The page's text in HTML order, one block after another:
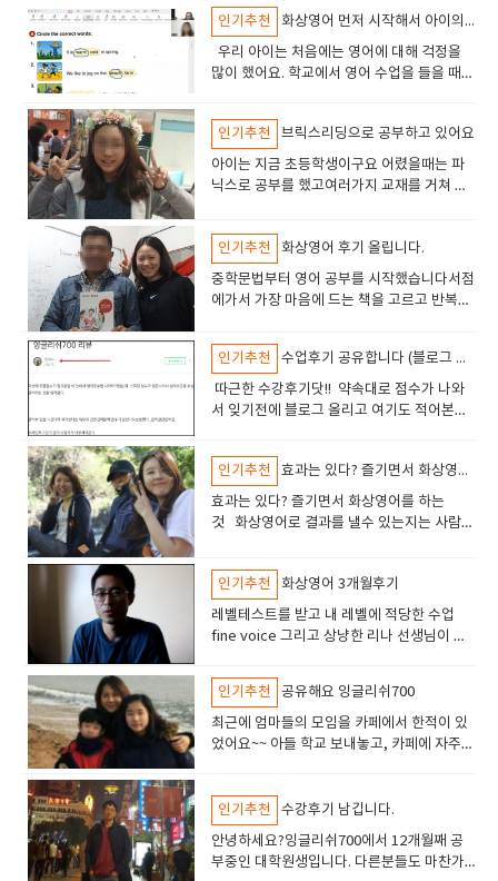
야기 나눌 수 있어요. 수업구성은요. 예를 들
어 친구에 관한 소개라면, 간단하게 본문 스크
립트가 나와요. 그러면 함께 읽어보고, 선생님
께서 틀린 발음은 다시 고쳐주시기도 하고
로 바꿔서 만들고 읽어보기도 합니다. 서윤이
는 아직은 조금 어려워해서 수업 시작 20분전
쯤 저와 함께 가볍게 예습해요. 단어를 읽어보
기도 하고, 그러면 조금 더 자신감있게 수업에
변하던 것이 간단하지만 완성형 문장으로 만
드려고 하는 노력도 보이고요. ​ 처음에는 엄
마가 옆에 앉아있으면 좋겠다고 했다가, (도
어있길래, 저와 함께 친구 한명, 가족 한명을
소개하는걸로 연습을 해봤거든요?!ㅎㅎ 그런
데 선생님이 친구 2명 소개하라고 하니까, 당
황하지 않고 "familly is, ok?"하고 묻는 떠유
ㅎ ​​ ​​ 이렇게 꾸준히 하다보면 가랑비에 옷젖
듯 꾸준히 쌓이겠지요_ 무엇보다 아이가 화상
영어수업은 공부한다고 생각하지 않는거 같
아서 다행^^
다. 원하는 방향이나 숙제의 양 기타 프리젠테이션 추가 수업등은 상담선생
님에게 요청하거나 게시판에 글을 적어주면 적용을 받습니다. 4. 선생님과의
수업각 선생님마다 발음이나 진행 방식에 약간씩 차이가 있었지만, 전체적
으로는 만족합니다. 무엇보다 꾸준한 수업 참여가 중요하다는 것을 깨달았
습니다. 처음에는 난해한 발음이나 억양이 신경 쓰였지만, 점차 익숙해지면
서 크게 부끄러워 하지 않게 되었습니다. 철판을 깔고 수다를 많이 떨었습니
다 5. 앞으로의 계획 20분동안 하는것만 했는데 앞으로는 시간이 조금 더 여
유로운 40분 수업으로 변경해보고 싶다는 생각이 듭니다. 결과적으로 이번
6개월은 제 영어 실력을 점검해볼 수 있는 좋은 기회였습니다. 초보자라서
느낄 수 있는 불안감과 부담도 있었지만, 덕분에 큰 어려움 없이 진행되었습
니다. 앞으로도 꾸준한 공부를 통해 내 영어 실력을 더더더 올려줄 계획입니
다, 화상영어 수업 할까 말까 고민하고 계신 분들께 제 경험이 조금이나마 도
움이 되길 바랍니다.선생님 선택 해볼까?잉글리쉬700 홈페이지에서 선생님
들의 프로필과 소개 영상을 확인할 수 있습니다. 일단은. 각 선생님마다 특성
이 달라서, 나에게 맞는 스타일의 선생님을 말하면 안내받을수 있고 필요하
다면 교체할 수 있는 점도 있습니다 얼굴을 보면서 수업하는 화상 통화 영상
영어로 고름전화영어와는 달리, 실시간으로 얼굴을 보며 수업하다 보니 말
하는 데 대한 부담감이 줄어들었습니다. 특히 초보자레벨인 제게는 선생님
의 표정이나 몸짓이 큰 위안이 되었습니다. 그리고 더 빨리 친숙해져서 수업
에 집중할수 있었습니다 궁금한건 상담.카톡이나 전화 ,메일로 친절하게 문
의 사항을 해결해주시니까 필요할때 문의하면 되었습니다. 상담원 연락을
통해 원하는 부분을 말하면 답해 주시니 수업연기나 교재나 선생님 부분 등
등 여러가지 물어보면 해결해줍니다. 3. 수업 어떻게?지금까지 두명의 선생
님과 수업해보았는데수업 방식은 다양했습니다. 어떤 선생님은 타이트하게
교재 중심 수업을 진행하셨고, 또 다른 선생님은 회화에 무게를 둔 자유로운
대화 수업을 진행하셨습니다. 원하는 방향이나 숙제의 양 기타 프리젠테이
션 추가 수업등은 상담선생님에게 요청하거나 게시판에 글을 적어주면 적용
을 받습니다. 4. 선생님과의 수업각 선생님마다 발음이나 진행 방식에 약간
씩 차이가 있었지만, 전체적으로는 만족합니다. 무엇보다 꾸준한 수업 참여
가 중요하다는 것을 깨달았습니다. 처음에는 난해한 발음이나 억양이 신경
쓰였지만, 점차 익숙해지면서 크게 부끄러워 하지 않게 되었습니다. 철판을
깔고 수다를 많이 떨었습니다 5. 앞으로의 계획20분동안 하는것만 했는데
앞으로는 시간이 조금 더 여유로운 40분 수업으로 변경해보고 싶다는 생각
이 듭니다. 결과적으로 이번 6개월은 제 영어 실력을 점검해볼 수 있는 좋은
기회였습니다. 초보자라서 느낄 수 있는 불안감과 부담도 있었지만, 덕분에
큰 어려움 없이 진행되었습니다. 앞으로도 꾸준한 공부를 통해 내 영어 실력
을 더더더 올려줄 계획입니다, 화상영어 수업 할까 말까 고민하고 계신 분들
께 제 경험이 조금이나마 도움이 되길 바랍니다.​ ​
셔서 조금 더 영어를 가까워지게 해주신것 같
아요. 수능과 토익을 공부할때는 공부를 하면
할수록 멀게만 느껴지는 영어였어요.회화를
니 가까이에 있는것 같은 느낌이었어요. 예전
에 외국인을 만났을 때 um...ummm 만 반복
했었는데, 잉글리쉬700에서 공부하고 나서
아르바이트하던 카페에서 외국인 고객이 오
이전에는 외국인 손님이 오면 다른직원이 응
대하겠지 하면서..어떻게든 피할 방법을 찾거
나, 시선을 피했어요.. 그런데 요즘엔 그런 자
리가 불편하지 않고, 편하게 느껴졌어요. 먼저
킹에 자신감이 생겨서 그런 것 같아요. 제가
화상영어는 3년동안 하고 있는데요솔직하게
말하면 귀찮아서 하기 싫을 때가 있었어요. 아
아요? 그럴때 오히려 역으로 선생님과의 대화
시간을 늘렸습니다. 영어를 공부가 아닌 커뮤
니케이션이라고 생각하며, 다양한 주제로 친
구와 수다를 떠는 듯이 대화를 해가면서 극복
님이 더 많이 오는 지역으로 지원을 했어요.
현실에 대면해야 하는 상황을 만들어 동기부
여를 해야겠다고 생각했어요 지금은 진짜 실
력향상이 되어있는 제 모습을 보면 뿌듯해요.
었었는데, 지금은 성장하는 모습을 직접 즐기
면서 공부를 하니 재밌어요.잉글리쉬700은
정말 얼마나하느냐에 따라 영어 성장의 폭이
달라지고, 원하는 실력을 반드시 얻어갈 수 있
좋았습니다.화상영어 전화영어의 경계가 없
어진거 같아요 화상을 보면서 하면 좋은것은
대화를 할때 비장의 무기!!, 바디랭귀지를 사
용할수 있습니다. 하하하바디랭귀지 라는것
문에 훨씬 대화가 수월했고 정확도가 조금더
올라가니까 받아들이기가 좋았습니다. 그리
고 내가 표현하고자 하는 말을 몸짓 동작을 섞
어서 전달할수 있으니 대화가 조금 더 잘되었
줄 모르는 어린 아이가 된것 같아서 수업할때
느낌이 웃겼어요. 그리고 선생님과 친해지다
보니..어떤 영향을 받는것 같았는데요선생님
은 성향이 밝은 분이셨는데 자신감이 넘치고
성격의 선생님과 커뮤니케이션을 하면 나에
게 없는 새로운 사고방식을 얻을 수 있고, 그
사람의 장점을 배울수 있는것 같았습니다. 제
가 내성적이고 자존감이 없는 스타일이었는
어요.ㅠㅠ어느순간 제가 수다쟁이가 되어있
었고, 대화를 즐기고 있는데다가, 수업 분위
기를 띄운다던지, 웃고 있는 사람이 되었습니
다.^0^ 선생님이 친구처럼 되어주시니 수업
긴다는 느낌이 들었습니다 그리고 저는 미래
에 대해 비관적인 성향이 많아서 계획이라던
지 꿈이 없었어요. 선생님이 저에게 꿈이 뭐냐
고 물어보시고 버킷리스트에 대해서 숙제를
적어보고 나누고 공유할수 있어서 좋았습니
다. 무엇인가 긍정적으로 생각할수 있게끔 선
생님은 할수 있다고 말씀해주시고 구체적인
비전을 세울수 있도록 도와주셨어요.긍정적
이 해주셔서 자포자기 하지않게 저를 움직일
수 있게 해주셨고, 선생님과의 원활한 친분관
계가 저에게 힘을 주었습니다. 00이 덕분이다
의지가 된다함께 노력하자하면된다모두 잘된
작하게 됐어요. 사실 이런 걸 블로그에 남기는
성격은 아닌데, 비슷한 생각을 하고 계신 분들
이 있을까 싶어서 용기 내어 써봅니다. 영어,
아이를 위한 공부가 나를 위한 공부가 되었어
잡한 목표도 없었고, 큰 계획도 없었고요. 그
냥, 아이와 눈을 맞추며 마음을 전해보고 싶었
어요.바쁜 하루 중 20분 정도는 저를 위한 시
간으로 딱 좋더라고요. ​ 처음에는 화면을 켜
러웠어요. 성격이 I형이라서 그런가봐요. 제
발음이 이상하진 않을까, 너무 느린 건 아닐
까… 걱정이 많았는데 선생님은 천천히 말해
주시고, 제가 초반에 한참 말이 없을 때도 끌
하지만, 꼭 교재만 따라가는 느낌은 아니었어
요. 제 상황에 맞게, 그리고 제 관심사에 맞게
수업을 이끌어주신 덕분에 한두 문장씩 말하
는 데서 점점 자신감이 붙기 시작했습니다. 무
서도 이렇게 누군가에게 따뜻하게 “잘했어
요”라는 말을 들을 수 있다는 게 참 감사했어
요. 아이가 말하길 기다리기보다, 함께 말하
고 싶어졌어요아이에게 영어를 해보라고만
이 수업을 들을수록 강해졌어요. 3월부터 시
작해서 지금은 3개월이 지났어요 아래는 결재
인증 캡쳐에요 ​요즘은 아이가 영어책을 읽거
나 유튜브에서 영어 노래를 따라 부를 때, 제
요. 완벽하지 않아도, 아이는 기뻐하고 저도
괜히 뿌듯해집니다. 조용한 변화, 그래서 더
오래 가고 싶은지금도 여전히 영어는 쉽지 않
아요. 문장이 길어지면 머리가 하얘지고, 가끔
수 있는 말이 한 문장이라도 더 늘어나는 게,
제겐 제일 큰 동기부여예요 ​<<엄마가 먼저
말 걸어보는 용기?? >>이 글은 그저, 엄마로
서 “나도 해볼 수 있을까?”라고 망설이고 계신
은 점수가 어느 정도 나왔지만, 스피킹과 라이팅에서 어려움을 많이 겪었습
니다. 특히 라이팅의 경우, 내가 작성한 글이 제대로 된 표현인지, 논리적인
지 판단하기 어려웠고, 스피킹은 연습할 기회가 적어 자연스럽게 말하기가
힘들었습니다. 독학으로는 한계가 있다고 판단하여 IELTS 전문 학원에 등록
했습니다. 학원에서는 문제 유형을 분석하고, 효과적인 문제 풀이 방법을 알
려주었으며, 실제 시험과 비슷한 환경에서 연습할 수 있어서 도움이 되었습
니다.하지만 학원의 시스템상 개개인의 약점을 세부적으로 보완해 주기는
어려웠습니다. 수업을 들으며 부족한 점을 보완할 수는 있었지만, 여전히 저
만의 약점을 집중적으로 개선할 방법이 필요했습니다. 이후, 1:1 맞춤 피드
백을 받을 수 있는 잉글리쉬700 화상영어를 시작했습니다. 화상영어를 통
해 전문선생님과 대화하면서 스피킹 실력을 많이 올려줄수 있었습니다. 또
한, 라이팅 글도 제출하면 선생님이 문법, 논리적인 흐름, 어휘 사용까지 꼼
꼼하게 피드백을 주어 점점 더 나은 글을 쓸 수 있었습니다. 실제로 저는 화
상영어를 꾸준히 하면서 점수가 눈에 띄게 향상되었습니다. 스피킹에서는
유창성이 좋아졌고, 다양한 질문에 대답하는 연습을 하면서 자연스럽게 답
변을 구성할 수 있었습니다. 라이팅에서도 첨삭을 받으며 논리적인 글을 쓰
는 방법을 익히게 되었습니다. 예를 들어, IELTS Writing Task 문제를 함께
토론하면서 스피킹, 라이팅 점수도 많이 올랐습니다초반에 작성한
글:"Nowadays, many people believe that technology makes life
easier, while others think it has made life more complicated. In my
opinion, technology has both positive and negative effects on our
lives." 선생님이 피드백을 여러군데 주시는데 그중에 예를 들면..서론이 너
무 일반적이며 명확한 입장을 제시하지 않음"both positive and negative
effects"라는 표현이 너무 광범위함구체적인 예시를 들어 논리를 강화할
필요가 있음 수정한 글:"In the modern world, technology has
revolutionized the way we live. While some argue that it
complicates our daily lives, I firmly believe that its advantages
outweigh its drawbacks. In this essay, I will discuss how
technology enhances convenience and efficiency despite some
minor challenges."피드백을 받으며 제 논리 전개 방식과 문장 표현을 더
욱 정교하게 다듬을 수 있었습니다. 결국 IELTS는 전략적인 접근과 꾸준한
연습이 중요한 시험이라고 생각합니다. 화상영어 1:1 시스템 안에서 디테일
하게 나의 약점을 다듬어가는 과정이 큰 도움이 되었습니다. IELTS를 준비하
는 분들도 효율적인 학습 방법을 찾아가는 것이 중요하다고 생각합니다. 저
의 경험이 다른뿐께도 도움이 되길 바랍니다! ​
인기추천
화상영어 먼저 시작해서 아이의 반응을 보는게 중요한듯~
우리 아이는 처음에는 영어에 대해 걱정을
많이 했어요. 학교에서 영어 수업을 들을 때도
아요. 그러다 보니 영어 공부에 대한 자신감이
많이 떨어졌고, 자연스럽게 영어를 사용하는
것도 힘들어했죠. 그래서 영어에 손놓기는 그
렇고 조금 더 재미있고 아이가 편하게 영어를
하고 친구들과 잘 어울리는 성격이라 새로운
것에 대한 도전도 두려워하지 않았어요. 처음
수업을 할 때는 당연히 긴장했지만, 화상으로
연결된 선생님이 정말 친절하고 다정하게 아
대해 이야기하면서 자연스럽게 대화를 이끌
어갔어요. 아이가 좋아하는 주제에 대해 영어
로 이야기를 나누다 보니, 어느새 영어로 말하
는 것에 대한 부담이 줄어들었어요. 수업이 진
작했어요. 선생님이 주는 피드백도 긍정적이
었고, 조금씩 영어로 문장을 만드는 것도 쉬워
졌죠. 특히 선생님은 아이가 영어로 표현할 때
틀려도 괜찮다고 말해주면서, 실수하는 것이
서 영어로 말해보려고 노력하게 되었어요. 그
리고 무엇보다도, 화상영어 수업을 통해 우리
아이는 영어가 단순히 학습이 아니라 다른 사
람과 소통할 수 있는 도구라는 것을 깨달았어
하고, 또래 친구들과도 영어로 소통하면서 영
어에 대한 흥미가 더욱 커졌어요. ​​ 여러모로
많은 도움이됩니다.
인기추천
브릭스리딩으로 공부하고 있어요
아이는 지금 초등학생이구요 어렸을때는 파
닉스로 공부를 했고여러가지 교재를 거쳐 브
가기 때문에 시리즈 별로 공부할수 있어서 좋
았어요브릭스는 30부터 있는데요. 30-40-
50-60-70-.....240-250-300 시리즈가 있어요.
요, 브릭스리딩 30은 파닉스를 마치고 기본
영어문장에 익숙해질수 있도록 만들어져있어
요. 기초단계에서 알아야하는 기본문장을 익
혀볼수 있어요브릭스30 -1.2.3 권브릭스50-
요 모든 단계를 순서대로 밟고 가도 괜찮긴 한
데.저는 아이에게 맞춰주는 방식으로 책을 선
별해서 공부했어요물론 선생님과 다음책을
무엇을 할지 의논도 했구요 그리고 브릭스
다해보는게 좋을것 같아서 전부 배워보자고
했고 선생님과 꼼꼼하게 공부했어요 공부하
다 보면 논픽션 부분을 다루기도 하는데요. 이
때는 단어가 어려워지더라구요. 그래서 아이
요.아이가 뭔가 헤맨다 싶으면 선생님이 완급
조절을 해주시더라구요그에 따라 숙제도 내
주고 보충 자료로도 수업을 보조해 주셨어
을 조절하고 잘이끌어 주셨어요. 오프라인 학
원에서 만약에 단체 수업을 했다면 이렇게 꼼
꼼하게는 수업을 못했을것같아요진도를 빼고
단어 외워오라고하고, 체점하고 바로 넘어갈
인기추천
화상영어 후기 올립니다.
​중학문법부터 영어 공부를 시작했습니다서점
에가서 가장 마음에 드는 책을 고르고 반복해
익을 봤습니다단어도 열심히 외우고 리딩도
많이 했습니다 저는 영어 대화를 잘 하려면 입
력(인풋)과 출력(아웃풋)을 균형있게 유지하
는 것이 중요하다고 생각합니다. 영어를 어느
다. 영어를 향상시키기 위해서는 입력과 출력
모두 중요하며, 한쪽이 부족하면 영어 대화를
향상시키는 것은 어렵습니다. 사람은 입력한
것만 출력할 수 있습니다. 인풋을 해주면 사
넓어지기 때문에, 결과적으로 영어 회화 능력
이 향상됩니다.입력을 게을리하면 같은 표현
으로만 대화를 할 수 밖에 없습니다.영어 회화
를 습득하기 위해서는 입력이 중요하다는 것
상영어 학습의 효율이 좋아집니다. 저는 선생
님께제가 좋아하는 테마를 말씀드렸고 그 분
야 자료로 공부를 했습니다학습에서 '동기 부
여'는 매우 중요하며, 그 중에서도 높은 동기
번 했었고 그 부분을 거의 외우듯이 말하고 교
정을 받았습니다선생님께 말하면서 내가 발
음하지 못하는 부분을 알 수 있었습니다.영어
로 말하면 자신의 서투른 부분, 이해할 수 없
인기추천
수업후기 공유합니다 (블로그 링크있어요)
​ 따근한 수강후기닷!! 약속대로 점수가 나와
서 잊기전에 블로그 올리고 여기도 적어본
어공부를 시작하게됐는데. 스피킹 점수가 영
안나와서 알아보던중 화상영어라는 것을 알
게됐다. 영어로 말을 시간내에 해야한다는 특
유의 긴장감때문에 점수가 잘안나오는듯햇
서 쓰면 좋을것같아 원어민화상영어를 알아
보게됐다. 북미쪽은 가격이 너무 쎄서 바로 패
스.. 알아보니 필리핀쪽이 가성비가 좋다고
해서 알아보니 꽤 많은 회사들이 나왔다. 대부
로 제공하길래 3군데 정도 가입을 하고 신청
함. 공짜니깐ㅋㅋ 그중에서 잉글리싀700이
젤괜찮은거 같아서 간단하게 수업을 신청하
여 시작햇다. 가격이 부담이 안되서 좋았음.무
도 두명의 선생님과 해보았는데 다이엔선생
님이 맘에 들어서 그분과 수업을 시작했
다 수업준비도 미리해오시고 토플을 가르친
경력도 있으셔서 많이배웠다몰랐는데 토플
인기추천
효과는 있다? 즐기면서 화상영어를 하는것
효과는 있다? 즐기면서 화상영어를 하는
것 화상영어로 결과를 낼수 있는지는 사람마
개인차가 있기 때문에, 3개월만하더라도 기
본회화를 할 수 있게 된 친구가 있는 반면, 6
개월이상 붙잡고 있어도 별로 되는지 모르겠
다라고 하는 친구도 있다. 친구들과 내가 공
난다는것을 알았다. 나는 과거에 유명업체 ㅁ
0영어에서 화상영어를 한적이있다. 몇개월 하
다가 좌절감이 와서 그만뒀다. 좌절감이 오는
이유가 뭔지 분석을 해놓아야 앞으로 도움이
하다가 좌절감이 온 이유는...학습 시간을 확
보하는것이 어려웠고영어를 하려는 목적이
명확하지 않았다.그리고 목표가없으니 목적
에 맞는 수업을 받지 못했다.그래서 돈은 쓰고
인기추천
화상영어 3개월후기
​레벨테스트를 받고 내 레벨에 적당한 수업
fine voice 그리고 상냥한 리나 선생님이 배
고 수업에 관한 것이든 무엇이든 요청사항 있
으면 피드백해 주길 원했고 선생님 변경과 프
로그램 변경에 상담도 자유로우니 궁금하면
언제든 톡 달라고 하셨다 이런 부분이 처음 수
들었다 첫 수업은 내 소개와 선생님 소개 그
리고 수업 방향 숙제의 양은 어느 정도 이런
이야기하다가 선생님이 칭찬을 과할 정도로
잘해주셔서 약간 들뜬 상태에서 공부를 했
인기추천
공유해요 잉글리쉬700
최근에 엄마들의 모임을 카페에서 한적이 있
었어요~~ 아들 학교 보내놓고, 카페에 자주
떻게 교육시키는지 궁금하기도 하고, 혹시나
내 아이가 또래에 비해서뒤쳐지고 있지는 않
은지 만나서 대화를 많이 한답니다 ^^ 한 엄
마는 어릴때 부터 중국어,일본어,영어를 시키
인기추천
수강후기 남깁니다.
안녕하세요?잉글리쉬700에서 12개월째 공
부중인 대학원생입니다. 다른분들도 마찬가